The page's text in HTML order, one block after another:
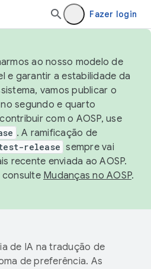
Fazer login
ao nosso modelo de
e garantir a estabilidade da
vamos publicar o
segundo e quarto
com o AOSP, use
. A ramificação de
release sempre vai
recente enviada ao AOSP.
consulte Mudanças no AOSP.
de IA na tradução de
de preferência. As